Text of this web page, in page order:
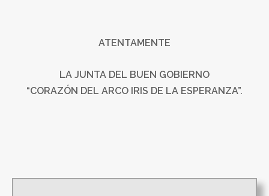
ATENTAMENTE
LA JUNTA DEL BUEN GOBIERNO
“CORAZÓN DEL ARCO IRIS DE LA ESPERANZA”.